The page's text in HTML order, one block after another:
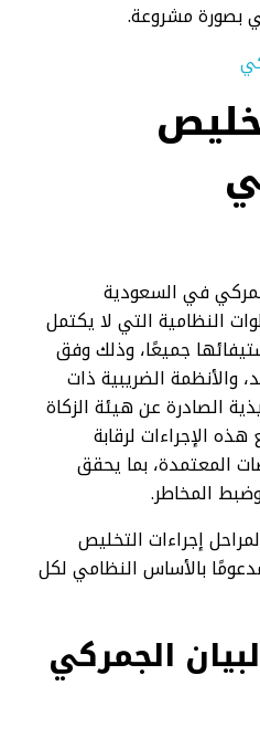
بصورة مشروعة.
في السعودية
النظامية التي لا يكتمل
جميعًا، وذلك وفق
والأنظمة الضريبية ذات
الصادرة عن هيئة الزكاة
الإجراءات لرقابة
المعتمدة، بما يحقق
المخاطر.
إجراءات التخليص
بالأساس النظامي لكل
الجمركي